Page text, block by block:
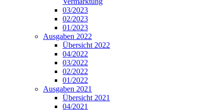
03/2023
02/2023
01/2023
Ausgaben 2022
Übersicht 2022
04/2022
03/2022
02/2022
01/2022
Ausgaben 2021
Übersicht 2021
04/2021